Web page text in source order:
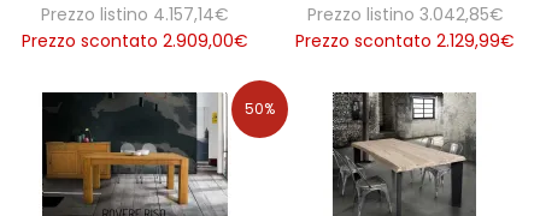
Prezzo listino 4.157,14€
Prezzo scontato 2.909,00€
Prezzo listino 3.042,85€
Prezzo scontato 2.129,99€
50%